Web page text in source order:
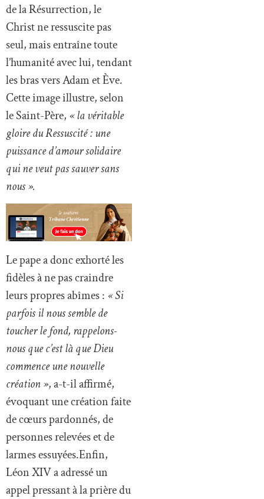
de la Résurrection, le
Christ ne ressuscite pas
seul, mais entraîne toute
l’humanité avec lui, tendant
les bras vers Adam et Ève.
Cette image illustre, selon
le Saint-Père, « la véritable
gloire du Ressuscité : une
puissance d’amour solidaire
qui ne veut pas sauver sans
nous ».
Le pape a donc exhorté les
fidèles à ne pas craindre
leurs propres abîmes : « Si
parfois il nous semble de
toucher le fond, rappelons-
nous que c’est là que Dieu
commence une nouvelle
création », a-t-il affirmé,
évoquant une création faite
de cœurs pardonnés, de
personnes relevées et de
larmes essuyées.Enfin,
Léon XIV a adressé un
appel pressant à la prière du